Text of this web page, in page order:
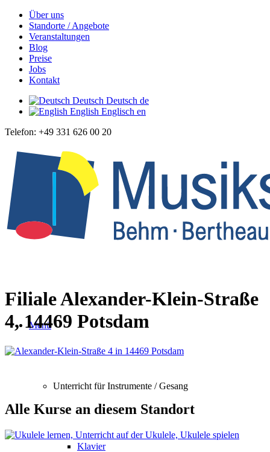
Über uns
Standorte / Angebote
Veranstaltungen
Blog
Preise
Jobs
Kontakt
Deutsch Deutsch de
English Englisch en
Telefon: +49 331 626 00 20
Menü
Unterricht für Instrumente / Gesang
Klavier
Filiale Alexander-Klein-Straße
4, 14469 Potsdam
Alle Kurse an diesem Standort